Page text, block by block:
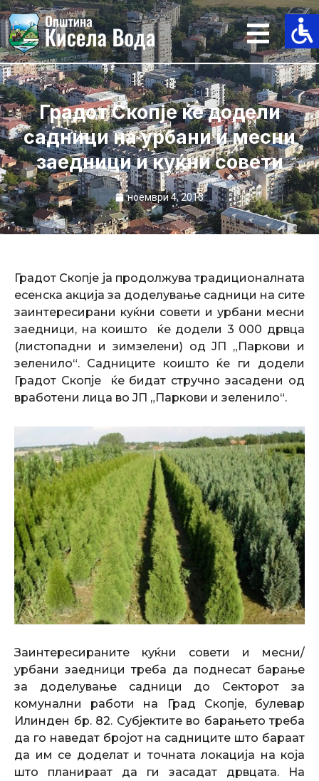
Skip
to
content
Градот Скопје ќе додели
садници на урбани и месни
заедници и куќни совети
ноември 4, 2013
Градот Скопје ја продолжува традиционалната
есенска акција за доделување садници на сите
заинтересирани куќни совети и урбани месни
заедници, на коишто ќе додели 3 000 дрвца
(листопадни и зимзелени) од ЈП „Паркови и
зеленило“. Садниците коишто ќе ги додели
Градот Скопје ќе бидат стручно засадени од
вработени лица во ЈП „Паркови и зеленило“.
Заинтересираните куќни совети и месни/
урбани заедници треба да поднесат барање
за доделување садници до Секторот за
комунални работи на Град Скопје, булевар
Илинден бр. 82. Субјектите во барањето треба
да го наведат бројот на садниците што бараат
да им се доделат и точната локација на која
што планираат да ги засадат дрвцата. На